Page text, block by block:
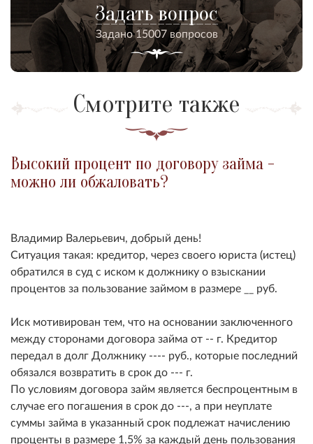
Задать вопрос
Задано 15007 вопросов
Смотрите также
Высокий процент по договору займа -
можно ли обжаловать?
Владимир Валерьевич, добрый день!
Ситуация такая: кредитор, через своего юриста (истец)
обратился в суд с иском к должнику о взыскании
процентов за пользование займом в размере __ руб.
Иск мотивирован тем, что на основании заключенного
между сторонами договора займа от -- г. Кредитор
передал в долг Должнику ---- руб., которые последний
обязался возвратить в срок до --- г.
По условиям договора займ является беспроцентным в
случае его погашения в срок до ---, а при неуплате
суммы займа в указанный срок подлежат начислению
проценты в размере 1,5% за каждый день пользования